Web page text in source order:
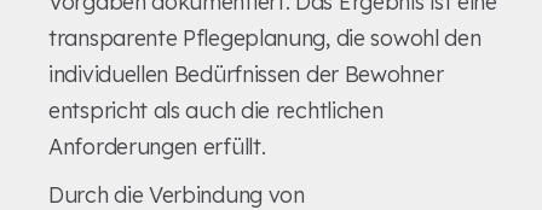
transparente Pflegeplanung, die sowohl den
individuellen Bedürfnissen der Bewohner
entspricht als auch die rechtlichen
Anforderungen erfüllt.
Durch die Verbindung von